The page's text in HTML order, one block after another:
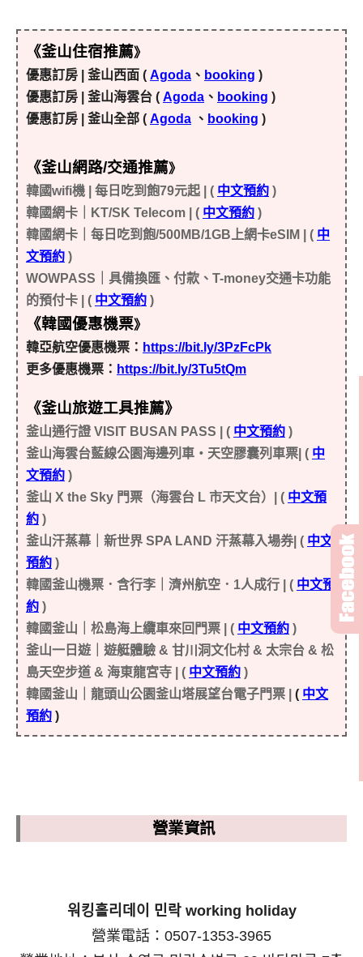
《釜山住宿推薦》
優惠訂房 | 釜山西面 ( Agoda 、 booking )
優惠訂房 | 釜山海雲台 ( Agoda 、 booking )
優惠訂房 | 釜山全部 ( Agoda 、 booking )
《釜山網路/交通推薦》
韓國wifi機 | 每日吃到飽79元起 | ( 中文預約 )
韓國網卡｜KT/SK Telecom | ( 中文預約 )
韓國網卡｜每日吃到飽/500MB/1GB上網卡eSIM | ( 中
文預約 )
WOWPASS｜具備換匯、付款、T-money交通卡功能
的預付卡 | ( 中文預約 )
《韓國優惠機票》
韓亞航空優惠機票： https://bit.ly/3PzFcPk
更多優惠機票： https://bit.ly/3Tu5tQm
《釜山旅遊工具推薦》
釜山通行證 VISIT BUSAN PASS | ( 中文預約 )
釜山海雲台藍線公園海邊列車・天空膠囊列車票| ( 中
文預約 )
釜山 X the Sky 門票（海雲台 L 市天文台）| ( 中文預
約 )
釜山汗蒸幕｜新世界 SPA LAND 汗蒸幕入場券| ( 中文
預約 )
韓國釜山機票．含行李｜濟州航空．1人成行 | ( 中文預
約 )
韓國釜山｜松島海上纜車來回門票 | ( 中文預約 )
釜山一日遊｜遊艇體驗 & 甘川洞文化村 & 太宗台 & 松
島天空步道 & 海東龍宮寺 | ( 中文預約 )
韓國釜山｜龍頭山公園釜山塔展望台電子門票 |
( 中文
預約 )
營業資訊
워킹홀리데이 민락 working holiday
營業電話：0507-1353-3965